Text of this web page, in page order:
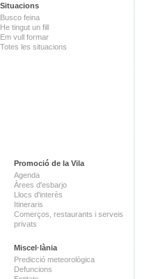
Situacions
Busco feina
He tingut un fill
Em vull formar
Totes les situacions
Promoció de la Vila
Agenda
Àrees d'esbarjo
Llocs d'interès
Itineraris
Comerços, restaurants i serveis
privats
Miscel·lània
Predicció meteorològica
Defuncions